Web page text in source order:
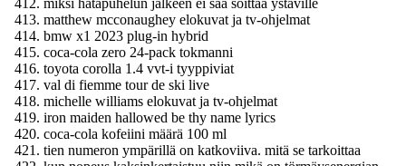
miksi hätäpuhelun jälkeen ei saa soittaa ystäville
matthew mcconaughey elokuvat ja tv-ohjelmat
bmw x1 2023 plug-in hybrid
coca-cola zero 24-pack tokmanni
toyota corolla 1.4 vvt-i tyyppiviat
val di fiemme tour de ski live
michelle williams elokuvat ja tv-ohjelmat
iron maiden hallowed be thy name lyrics
coca-cola kofeiini määrä 100 ml
tien numeron ympärillä on katkoviiva. mitä se tarkoittaa